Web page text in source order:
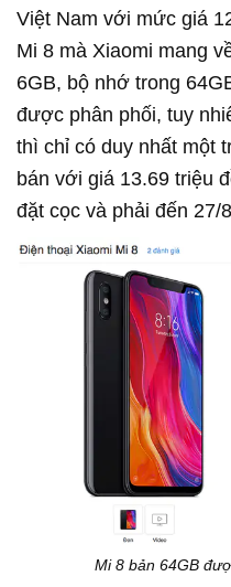
Việt Nam với mức giá
Mi 8 mà Xiaomi mang
6GB, bộ nhớ trong
được phân phối, tuy
thì chỉ có duy nhất một
bán với giá 13.69 triệu
đặt cọc và phải đến 27/
Mi 8 bản 64GB